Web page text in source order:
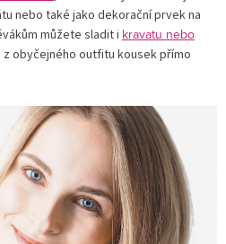
nebo také jako dekorační prvek na
můžete sladit i kravatu nebo
z obyčejného outfitu kousek přímo